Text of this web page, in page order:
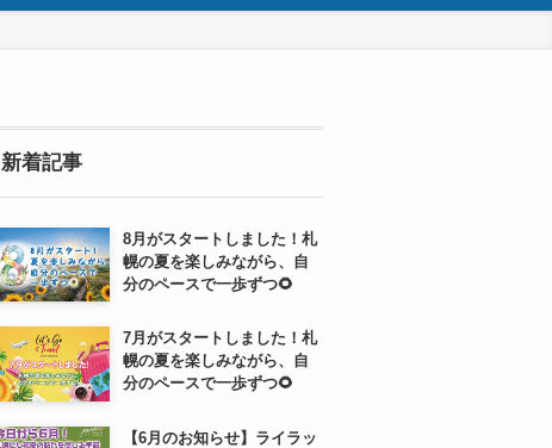
新着記事
8月がスタートしました！札
幌の夏を楽しみながら、自
分のペースで一歩ずつ🌻
7月がスタートしました！札
幌の夏を楽しみながら、自
分のペースで一歩ずつ🌻
【6月のお知らせ】ライラッ